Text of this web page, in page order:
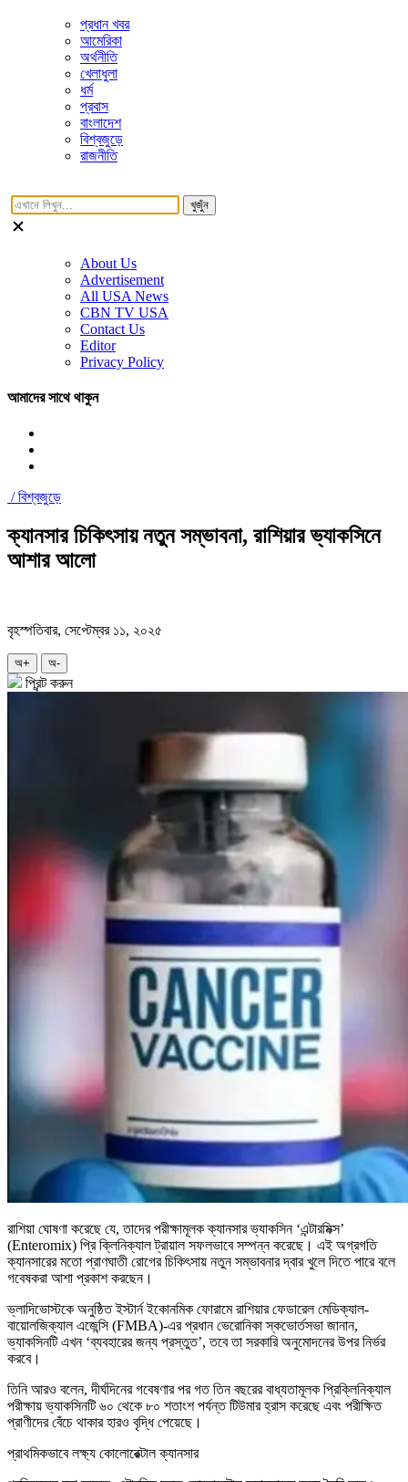
প্রধান খবর
আমেরিকা
অর্থনীতি
খেলাধুলা
ধর্ম
প্রবাস
বাংলাদেশ
বিশ্বজুড়ে
রাজনীতি
খুজুঁন
About Us
Advertisement
All USA News
CBN TV USA
Contact Us
Editor
Privacy Policy
আমাদের সাথে থাকুন
/বিশ্বজুড়ে
ক্যানসার চিকিৎসায় নতুন সম্ভাবনা, রাশিয়ার ভ্যাকসিনে
আশার আলো
বৃহস্পতিবার, সেপ্টেম্বর ১১, ২০২৫
অ+ অ-
প্রিন্ট করুন
রাশিয়া ঘোষণা করেছে যে, তাদের পরীক্ষামূলক ক্যানসার ভ্যাকসিন ‘এন্টারমিক্স’
(Enteromix) প্রি ক্লিনিক্যাল ট্রায়াল সফলভাবে সম্পন্ন করেছে। এই অগ্রগতি
ক্যানসারের মতো প্রাণঘাতী রোগের চিকিৎসায় নতুন সম্ভাবনার দ্বার খুলে দিতে পারে বলে
গবেষকরা আশা প্রকাশ করছেন।
ভ্লাদিভোস্টকে অনুষ্ঠিত ইস্টার্ন ইকোনমিক ফোরামে রাশিয়ার ফেডারেল মেডিক্যাল-
বায়োলজিক্যাল এজেন্সি (FMBA)-এর প্রধান ভেরোনিকা স্কভোর্তসভা জানান,
ভ্যাকসিনটি এখন ‘ব্যবহারের জন্য প্রস্তুত’, তবে তা সরকারি অনুমোদনের উপর নির্ভর
করবে।
তিনি আরও বলেন, দীর্ঘদিনের গবেষণার পর গত তিন বছরের বাধ্যতামূলক প্রিক্লিনিক্যাল
পরীক্ষায় ভ্যাকসিনটি ৬০ থেকে ৮০ শতাংশ পর্যন্ত টিউমার হ্রাস করেছে এবং পরীক্ষিত
প্রাণীদের বেঁচে থাকার হারও বৃদ্ধি পেয়েছে।
প্রাথমিকভাবে লক্ষ্য কোলোরেক্টাল ক্যানসার